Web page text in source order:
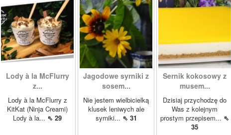
Lody à la McFlurry
z...
Lody à la McFlurry z
KitKat (Ninja Creami)
Lody à la... ⇖ 29
Jagodowe syrniki z
sosem...
Nie jestem wielbicielką
klusek leniwych ale
syrniki... ⇖ 31
Sernik kokosowy z
musem...
Dzisiaj przychodzę do
Was z kolejnym
prostym przepisem... ⇖
35